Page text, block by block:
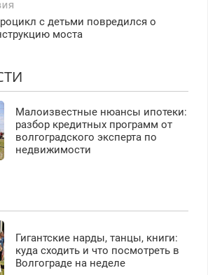
с детьми повредился о
моста
Малоизвестные нюансы ипотеки:
разбор кредитных программ от
волгоградского эксперта по
недвижимости
Гигантские нарды, танцы, книги:
куда сходить и что посмотреть в
Волгограде на неделе